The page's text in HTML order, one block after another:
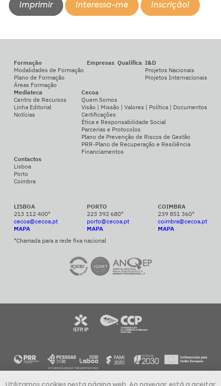
Imprimir Interessa-me Inscrição!
Formação
Modalidades de Formação
Plano de Formação
Áreas Formação
Empresas Qualifica I&D
Projetos Nacionais
Projetos Internacionais
Mediateca
Centro de Recursos
Linha Editorial
Notícias
Cecoa
Quem Somos
Visão | Missão | Valores | Política | Documentos
Certificações
Ética e Responsabilidade Social
Parcerias e Protocolos
Plano de Prevenção de Riscos de Gestão
PRR-Plano de Recuperação e Resiliência
Financiamentos
Contactos
Lisboa
Porto
Coimbra
LISBOA
213 112 400*
cecoa@cecoa.pt
MAPA
PORTO
223 392 680*
porto@cecoa.pt
MAPA
COIMBRA
239 851 360*
coimbra@cecoa.pt
MAPA
*Chamada para a rede fixa nacional
Utilizamos cookies nesta página web. Ao navegar, está a aceitar